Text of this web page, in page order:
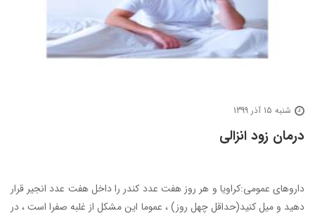
شنبه 15 آذر 1399
درمان زود انزالی
داروهای عمومی:کراویا و هر روز هفت عدد کندر را داخل هفت عدد انجیر قرار
دهید و میل کنید(حداقل چهل روز) ، عموما این مشکل از غلبه صفرا است ، در